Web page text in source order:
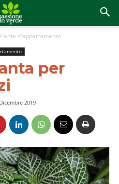
Piante d'appartamento
per
2019